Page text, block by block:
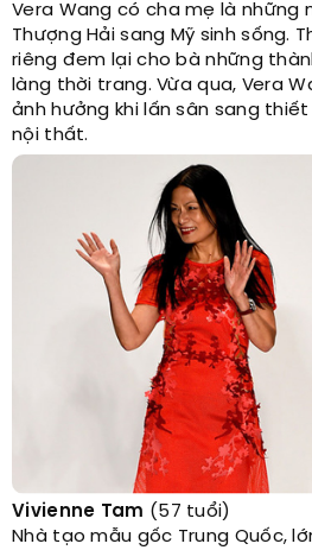
Vera Wang có cha mẹ là những
Thượng Hải sang Mỹ sinh sống.
riêng đem lại cho bà những
làng thời trang. Vừa qua, Vera
ảnh hưởng khi lấn sân sang
nội thất.
Vivienne Tam (57 tuổi)
Nhà tạo mẫu gốc Trung Quốc,